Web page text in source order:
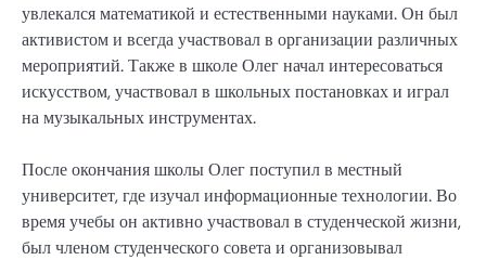
увлекался математикой и естественными науками. Он был
активистом и всегда участвовал в организации различных
мероприятий. Также в школе Олег начал интересоваться
искусством, участвовал в школьных постановках и играл
на музыкальных инструментах.
После окончания школы Олег поступил в местный
университет, где изучал информационные технологии. Во
время учебы он активно участвовал в студенческой жизни,
был членом студенческого совета и организовывал